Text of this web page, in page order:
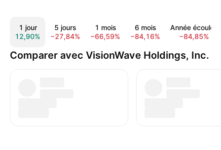
1 jour
12,90%
5 jours
−27,84%
1 mois
−66,59%
6 mois
−84,16%
Année écoulée
−84,85%
Comparer avec VisionWave Holdings, Inc.